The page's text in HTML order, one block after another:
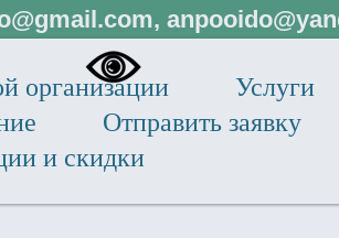
организации
Услуги
Отправить заявку
и скидки